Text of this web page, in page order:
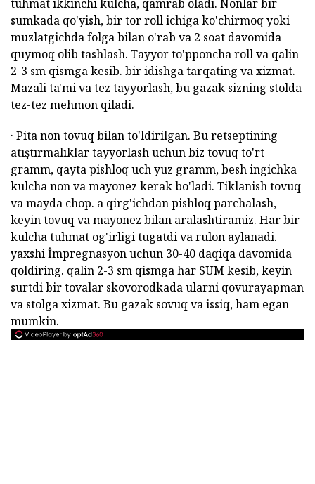
tuhmat ikkinchi kulcha, qamrab oladi. Nonlar bir
sumkada qo'yish, bir tor roll ichiga ko'chirmoq yoki
muzlatgichda folga bilan o'rab va 2 soat davomida
quymoq olib tashlash. Tayyor to'pponcha roll va qalin
2-3 sm qismga kesib. bir idishga tarqating va xizmat.
Mazali ta'mi va tez tayyorlash, bu gazak sizning stolda
tez-tez mehmon qiladi.
· Pita non tovuq bilan to'ldirilgan. Bu retseptining
atıştırmalıklar tayyorlash uchun biz tovuq to'rt
gramm, qayta pishloq uch yuz gramm, besh ingichka
kulcha non va mayonez kerak bo'ladi. Tiklanish tovuq
va mayda chop. a qirg'ichdan pishloq parchalash,
keyin tovuq va mayonez bilan aralashtiramiz. Har bir
kulcha tuhmat og'irligi tugatdi va rulon aylanadi.
yaxshi İmpregnasyon uchun 30-40 daqiqa davomida
qoldiring. qalin 2-3 sm qismga har SUM kesib, keyin
surtdi bir tovalar skovorodkada ularni qovurayapman
va stolga xizmat. Bu gazak sovuq va issiq, ham egan
mumkin.